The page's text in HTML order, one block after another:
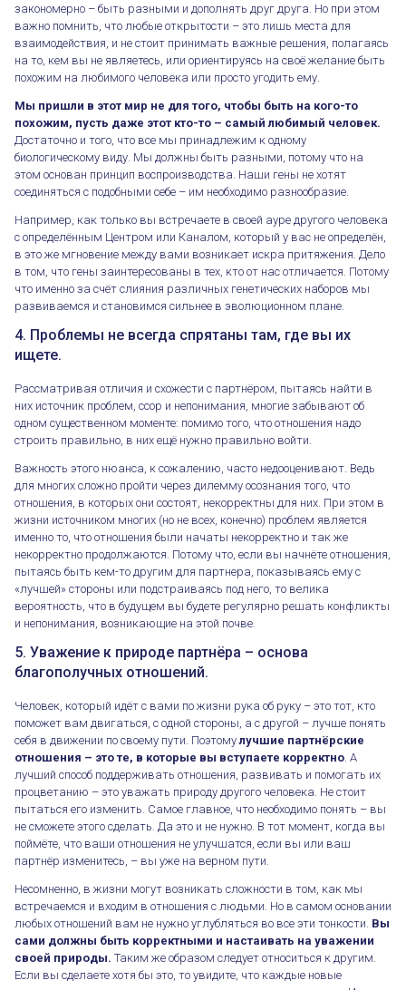
закономерно – быть разными и дополнять друг друга. Но при этом
важно помнить, что любые открытости – это лишь места для
взаимодействия, и не стоит принимать важные решения, полагаясь
на то, кем вы не являетесь, или ориентируясь на своё желание быть
похожим на любимого человека или просто угодить ему.
Мы пришли в этот мир не для того, чтобы быть на кого-то
похожим, пусть даже этот кто-то – самый любимый человек.
Достаточно и того, что все мы принадлежим к одному
биологическому виду. Мы должны быть разными, потому что на
этом основан принцип воспроизводства. Наши гены не хотят
соединяться с подобными себе – им необходимо разнообразие.
Например, как только вы встречаете в своей ауре другого человека
с определённым Центром или Каналом, который у вас не определён,
в это же мгновение между вами возникает искра притяжения. Дело
в том, что гены заинтересованы в тех, кто от нас отличается. Потому
что именно за счёт слияния различных генетических наборов мы
развиваемся и становимся сильнее в эволюционном плане.
4. Проблемы не всегда спрятаны там, где вы их
ищете.
Рассматривая отличия и схожести с партнёром, пытаясь найти в
них источник проблем, ссор и непонимания, многие забывают об
одном существенном моменте: помимо того, что отношения надо
строить правильно, в них ещё нужно правильно войти.
Важность этого нюанса, к сожалению, часто недооценивают. Ведь
для многих сложно пройти через дилемму осознания того, что
отношения, в которых они состоят, некорректны для них. При этом в
жизни источником многих (но не всех, конечно) проблем является
именно то, что отношения были начаты некорректно и так же
некорректно продолжаются. Потому что, если вы начнёте отношения,
пытаясь быть кем-то другим для партнера, показываясь ему с
«лучшей» стороны или подстраиваясь под него, то велика
вероятность, что в будущем вы будете регулярно решать конфликты
и непонимания, возникающие на этой почве.
5. Уважение к природе партнёра – основа
благополучных отношений.
Человек, который идёт с вами по жизни рука об руку – это тот, кто
поможет вам двигаться, с одной стороны, а с другой – лучше понять
себя в движении по своему пути. Поэтомулучшие партнёрские
отношения – это те, в которые вы вступаете корректно . А
лучший способ поддерживать отношения, развивать и помогать их
процветанию – это уважать природу другого человека. Не стоит
пытаться его изменить. Самое главное, что необходимо понять – вы
не сможете этого сделать. Да это и не нужно. В тот момент, когда вы
поймёте, что ваши отношения не улучшатся, если вы или ваш
партнёр изменитесь, – вы уже на верном пути.
Несомненно, в жизни могут возникать сложности в том, как мы
встречаемся и входим в отношения с людьми. Но в самом основании
любых отношений вам не нужно углубляться во все эти тонкости. Вы
сами должны быть корректными и настаивать на уважении
своей природы. Таким же образом следует относиться к другим.
Если вы сделаете хотя бы это, то увидите, что каждые новые